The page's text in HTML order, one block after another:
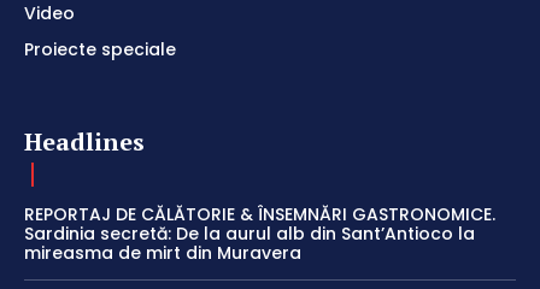
Video
Proiecte speciale
Headlines
REPORTAJ DE CĂLĂTORIE & ÎNSEMNĂRI GASTRONOMICE.
Sardinia secretă: De la aurul alb din Sant’Antioco la
mireasma de mirt din Muravera